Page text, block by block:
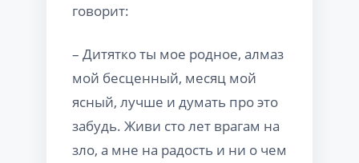
говорит:
– Дитятко ты мое родное, алмаз
мой бесценный, месяц мой
ясный, лучше и думать про это
забудь. Живи сто лет врагам на
зло, а мне на радость и ни о чем